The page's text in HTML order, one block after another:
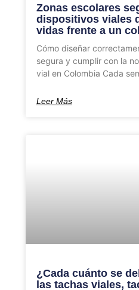
Zonas escolares
dispositivos viales
vidas frente a un
Cómo diseñar
segura y cumplir con la
vial en Colombia Cada
Leer Más
¿Cada cuánto se
las tachas viales,